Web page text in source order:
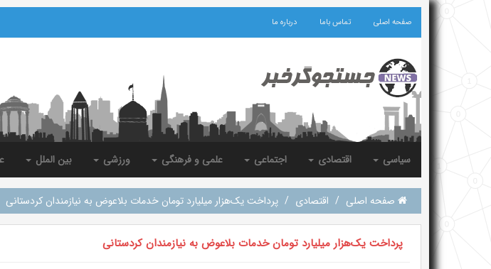
صفحه اصلی تماس باما درباره ما
سیاسی اقتصادی اجتماعی علمی و فرهنگی ورزشی بین الملل
صفحه اصلی / اقتصادی / پرداخت یک‌هزار میلیارد تومان خدمات بلاعوض به نیازمندان کردستانی
پرداخت یک‌هزار میلیارد تومان خدمات بلاعوض به نیازمندان کردستانی